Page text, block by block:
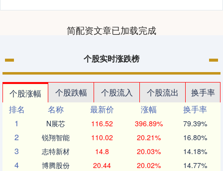
简配资文章已加载完成
个股实时涨跌榜
个股涨幅 个股跌幅 个股流入 个股流出
换手率
排名
名称 最新价 涨幅
换手率
1
N展芯 116.52 396.89% 79.39%
2 锐翔智能 110.02 20.21% 16.80%
3 志特新材 14.8 20.03% 14.18%
4 博腾股份 20.44 20.02% 14.77%